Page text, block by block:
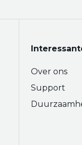
Over ons
Support